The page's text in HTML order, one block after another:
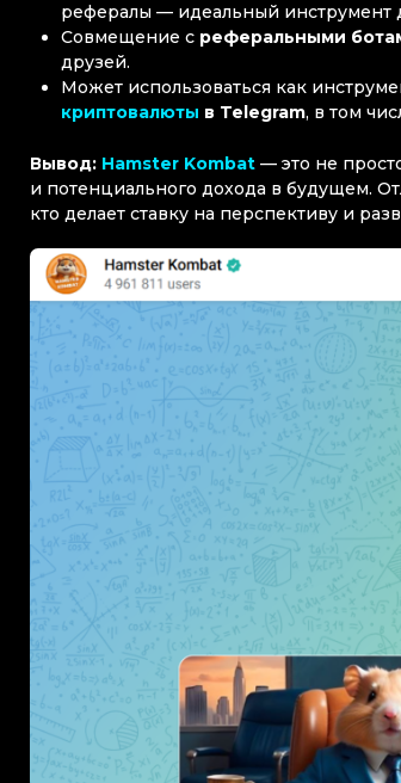
рефералы — идеальный инструмент
Совмещение с реферальными
друзей.
Может использоваться как
криптовалюты в Telegram, в том
Вывод: Hamster Kombat — это не
и потенциального дохода в будущем.
кто делает ставку на перспективу и